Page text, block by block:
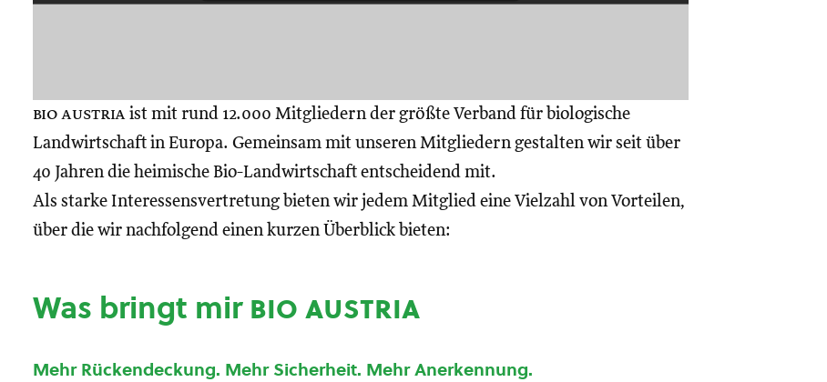
bio austria ist mit rund 12.000 Mitgliedern der größte Verband für biologische
Landwirtschaft in Europa. Gemeinsam mit unseren Mitgliedern gestalten wir seit über
40 Jahren die heimische Bio-Landwirtschaft entscheidend mit.
Als starke Interessensvertretung bieten wir jedem Mitglied eine Vielzahl von Vorteilen,
über die wir nachfolgend einen kurzen Überblick bieten:
Was bringt mirbio austria
Mehr Rückendeckung. Mehr Sicherheit. Mehr Anerkennung.